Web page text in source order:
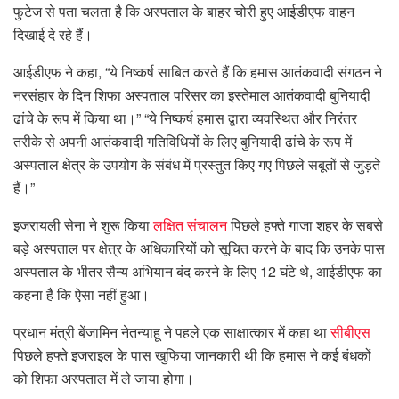
फुटेज से पता चलता है कि अस्पताल के बाहर चोरी हुए आईडीएफ वाहन
दिखाई दे रहे हैं।
आईडीएफ ने कहा, “ये निष्कर्ष साबित करते हैं कि हमास आतंकवादी संगठन ने
नरसंहार के दिन शिफा अस्पताल परिसर का इस्तेमाल आतंकवादी बुनियादी
ढांचे के रूप में किया था।” “ये निष्कर्ष हमास द्वारा व्यवस्थित और निरंतर
तरीके से अपनी आतंकवादी गतिविधियों के लिए बुनियादी ढांचे के रूप में
अस्पताल क्षेत्र के उपयोग के संबंध में प्रस्तुत किए गए पिछले सबूतों से जुड़ते
हैं।”
इजरायली सेना ने शुरू कियालक्षित संचालनपिछले हफ्ते गाजा शहर के सबसे
बड़े अस्पताल पर क्षेत्र के अधिकारियों को सूचित करने के बाद कि उनके पास
अस्पताल के भीतर सैन्य अभियान बंद करने के लिए 12 घंटे थे, आईडीएफ का
कहना है कि ऐसा नहीं हुआ।
प्रधान मंत्री बेंजामिन नेतन्याहू ने पहले एक साक्षात्कार में कहा थासीबीएस
पिछले हफ्ते इजराइल के पास खुफिया जानकारी थी कि हमास ने कई बंधकों
को शिफा अस्पताल में ले जाया होगा।